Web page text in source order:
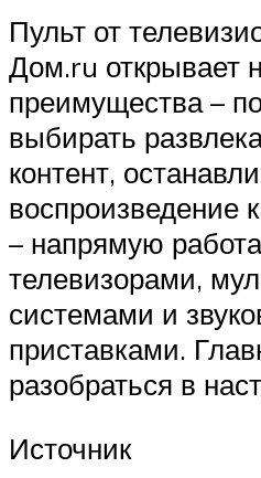
Пульт от
Дом.ru открывает
преимущества –
выбирать
контент,
воспроизведение
– напрямую
телевизорами,
системами и
приставками.
разобраться в
Источник